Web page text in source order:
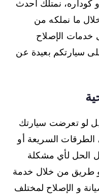
كوداره، نمتلك أحدث
ما نملكه من
خدمات الإصلاح
سيارتكم بعيدة عن
لو تعرضت سيارتك
السريعة أو
الحل لأي مشكلة
طريق من خلال خدمة
و الإصلاح لمختلف